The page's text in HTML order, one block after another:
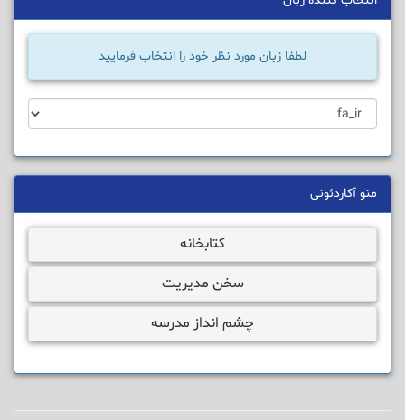
لطفا زبان مورد نظر خود را انتخاب فرمایید
منو آکاردئونی
کتابخانه
سخن مدیریت
چشم انداز مدرسه